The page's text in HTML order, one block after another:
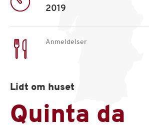
2019
Anmeldelser
Lidt om huset
Quinta da